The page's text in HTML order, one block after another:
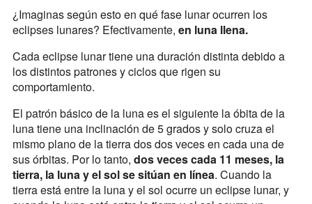
¿Imaginas según esto en qué fase lunar ocurren los
eclipses lunares? Efectivamente, en luna llena.
Cada eclipse lunar tiene una duración distinta debido a
los distintos patrones y ciclos que rigen su
comportamiento.
El patrón básico de la luna es el siguiente la óbita de la
luna tiene una inclinación de 5 grados y solo cruza el
mismo plano de la tierra dos dos veces en cada una de
sus órbitas. Por lo tanto, dos veces cada 11 meses, la
tierra, la luna y el sol se sitúan en línea. Cuando la
tierra está entre la luna y el sol ocurre un eclipse lunar, y